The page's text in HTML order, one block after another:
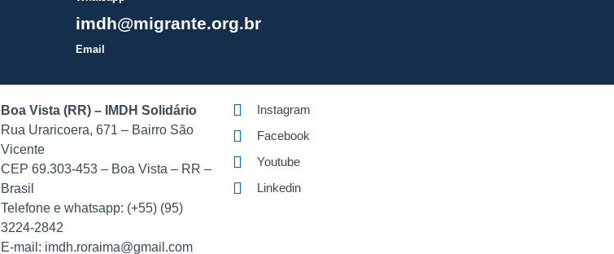
imdh@migrante.org.br
Email
Boa Vista (RR) – IMDH Solidário
Rua Uraricoera, 671 – Bairro São
Vicente
CEP 69.303-453 – Boa Vista – RR –
Brasil
Telefone e whatsapp: (+55) (95)
3224-2842
E-mail: imdh.roraima@gmail.com
Instagram
Facebook
Youtube
Linkedin